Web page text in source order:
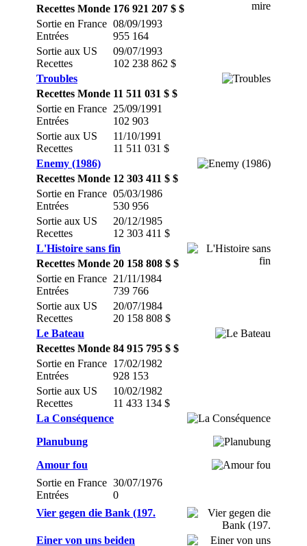
Recettes Monde 176 921 207 $ $
Sortie en France
Entrées
08/09/1993
955 164
Sortie aux US
Recettes
09/07/1993
102 238 862 $
Troubles
Recettes Monde 11 511 031 $ $
Sortie en France
Entrées
25/09/1991
102 903
Sortie aux US
Recettes
11/10/1991
11 511 031 $
Enemy (1986)
Recettes Monde 12 303 411 $ $
Sortie en France
Entrées
05/03/1986
530 956
Sortie aux US
Recettes
20/12/1985
12 303 411 $
L'Histoire sans fin
Recettes Monde 20 158 808 $ $
Sortie en France
Entrées
21/11/1984
739 766
Sortie aux US
Recettes
20/07/1984
20 158 808 $
Le Bateau
Recettes Monde 84 915 795 $ $
Sortie en France
Entrées
17/02/1982
928 153
Sortie aux US
Recettes
10/02/1982
11 433 134 $
La Conséquence
Planubung
Amour fou
Sortie en France
Entrées
30/07/1976
0
Vier gegen die Bank (197.
Einer von uns beiden